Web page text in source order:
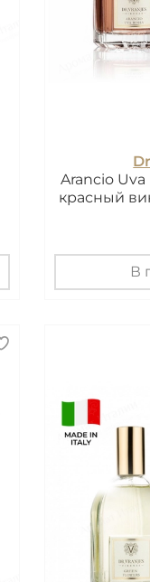
Arancio Uva
красный
В